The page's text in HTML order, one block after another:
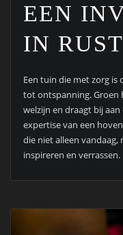
EEN
IN
Een tuin die met zorg
tot ontspanning. Groen
welzijn en draagt bij
expertise van een
die niet alleen
inspireren en verrassen.